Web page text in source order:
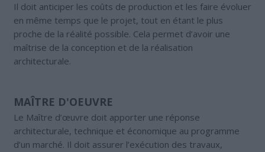
Il doit anticiper les coûts de production et les faire évoluer
en même temps que le projet, tout en étant le plus
proche de la réalité possible. Cela permet d’avoir une
maîtrise de la conception et de la réalisation
architecturale.
MAÎTRE D'OEUVRE
Le Maître d’œuvre doit apporter une réponse
architecturale, technique et économique au programme
d’un marché. Il doit assurer l’exécution des travaux,